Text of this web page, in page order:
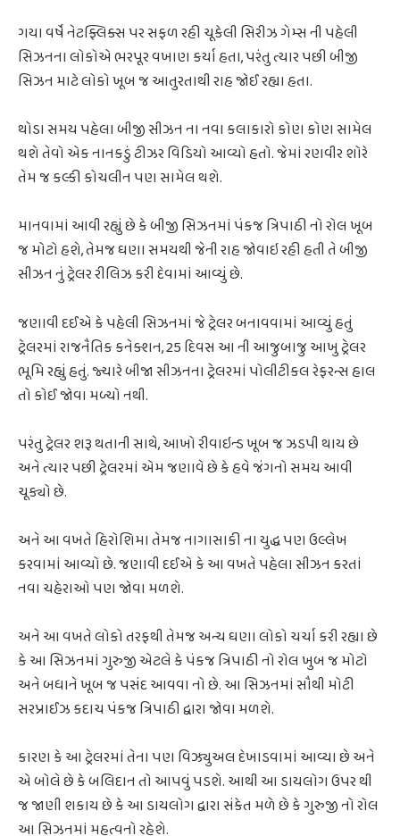
ગયા વર્ષે નેટફ્લિક્સ પર સફળ રહી ચૂકેલી સિરીઝ ગેમ્સ ની પહેલી
સિઝનના લોકોએ ભરપૂર વખાણ કર્યા હતા, પરંતુ ત્યાર પછી બીજી
સિઝન માટે લોકો ખૂબ જ આતુરતાથી રાહ જોઈ રહ્યા હતા.
થોડા સમય પહેલા બીજી સીઝન ના નવા કલાકારો કોણ કોણ સામેલ
થશે તેવો એક નાનકડું ટીઝર વિડિયો આવ્યો હતો. જેમાં રણવીર શોરે
તેમ જ કલ્કી કોચલીન પણ સામેલ થશે.
માનવામાં આવી રહ્યું છે કે બીજી સિઝનમાં પંકજ ત્રિપાઠી નો રોલ ખૂબ
જ મોટો હશે, તેમજ ઘણા સમયથી જેની રાહ જોવાઇ રહી હતી તે બીજી
સીઝન નું ટ્રેલર રીલિઝ કરી દેવામાં આવ્યું છે.
જણાવી દઈએ કે પહેલી સિઝનમાં જે ટ્રેલર બનાવવામાં આવ્યું હતું
ટ્રેલરમાં રાજનૈતિક કનેક્શન, 25 દિવસ આ ની આજુબાજુ આખુ ટ્રેલર
ભૂમિ રહ્યું હતું. જ્યારે બીજા સીઝનના ટ્રેલરમાં પોલીટીકલ રેફરન્સ હાલ
તો કોઈ જોવા મળ્યો નથી.
પરંતુ ટ્રેલર શરૂ થતાની સાથે, આખો રીવાઇન્ડ ખૂબ જ ઝડપી થાય છે
અને ત્યાર પછી ટ્રેલરમાં એમ જણાવે છે કે હવે જંગનો સમય આવી
ચૂક્યો છે.
અને આ વખતે હિરોશિમા તેમજ નાગાસાકી ના યુદ્ધ પણ ઉલ્લેખ
કરવામાં આવ્યો છે. જણાવી દઈએ કે આ વખતે પહેલા સીઝન કરતાં
નવા ચહેરાઓ પણ જોવા મળશે.
અને આ વખતે લોકો તરફથી તેમજ અન્ય ઘણા લોકો ચર્ચા કરી રહ્યા છે
કે આ સિઝનમાં ગુરુજી એટલે કે પંકજ ત્રિપાઠી નો રોલ ખુબ જ મોટો
અને બધાને ખૂબ જ પસંદ આવવા નો છે. આ સિઝનમાં સૌથી મોટી
સરપ્રાઈઝ કદાચ પંકજ ત્રિપાઠી દ્વારા જોવા મળશે.
કારણ કે આ ટ્રેલરમાં તેના પણ વિઝ્યુઅલ દેખાડવામાં આવ્યા છે અને
એ બોલે છે કે બલિદાન તો આપવું પડશે. આથી આ ડાયલોગ ઉપર થી
જ જાણી શકાય છે કે આ ડાયલોગ દ્વારા સંકેત મળે છે કે ગુરુજી નો રોલ
આ સિઝનમાં મહત્વનો રહેશે.